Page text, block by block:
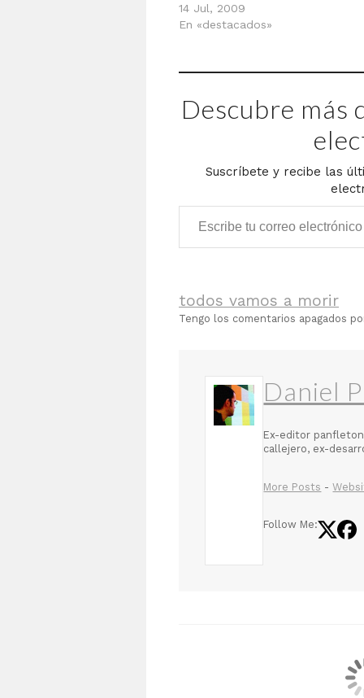
14 Jul, 2009
En «destacados»
Descubre más
Suscríbete y recibe las
Escribe tu correo electrónico…
todos vamos a morir
Tengo los comentarios apagados
Daniel
Ex-editor
callejero, ex-
More Posts -
Follow Me: